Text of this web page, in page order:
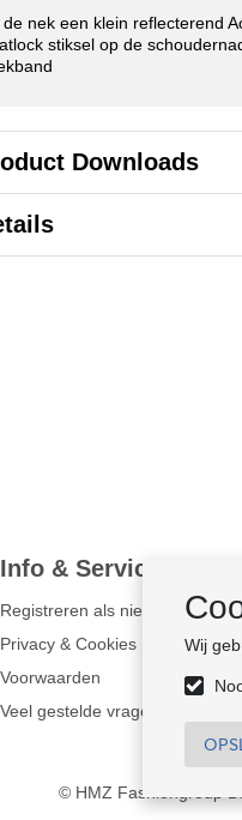
Wij
de nek een klein reflecterend
stiksel op de
Downloads
Info & Service
Registreren als nieuwe klant
Privacy & Cookies
Voorwaarden
Veel gestelde vragen
© HMZ Fashiongroup